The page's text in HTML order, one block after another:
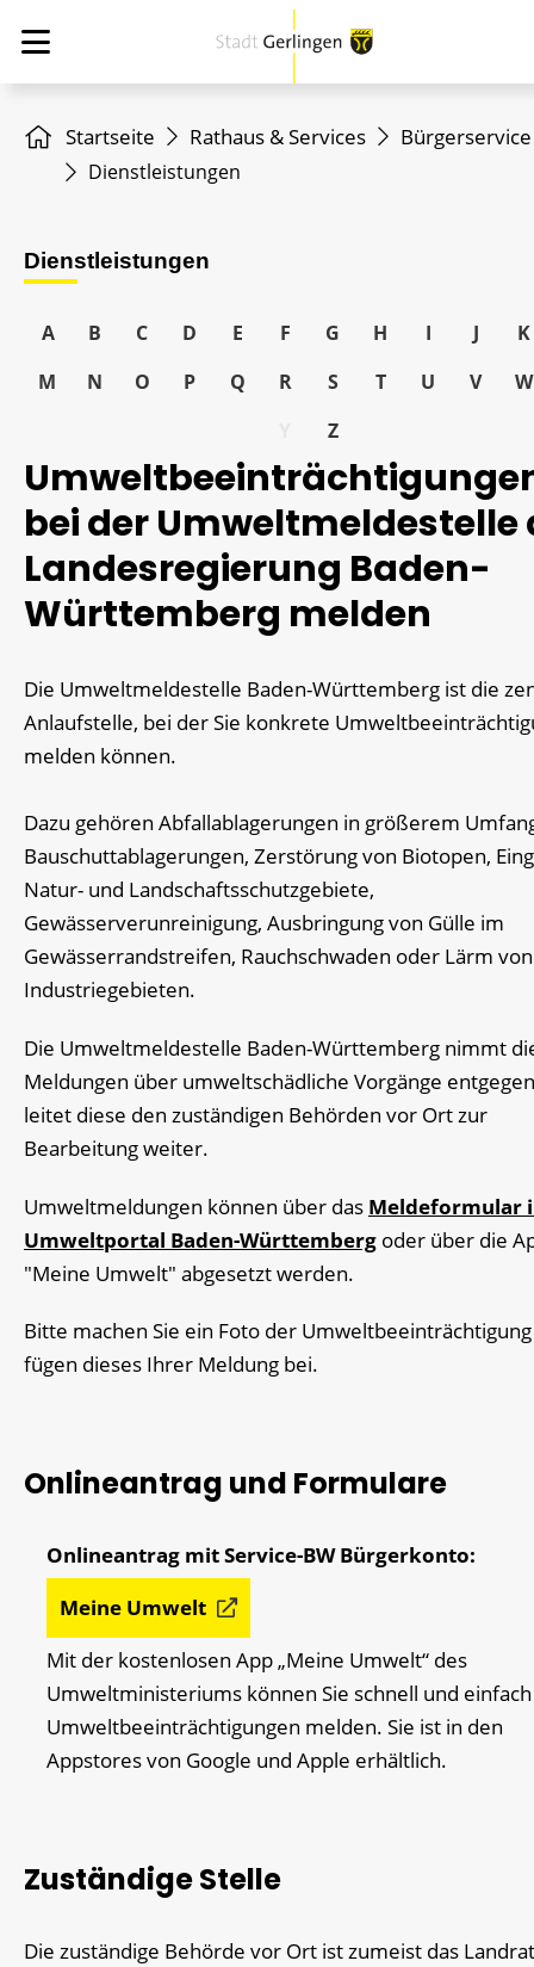
Startseite Rathaus & Services Bürgerservice
Dienstleistungen
Dienstleistungen
A B C D E F G H I J
K
M
N O P Q R S T U V
W
Z
bei der Umweltmeldestelle
Landesregierung Baden-
Württemberg melden
Die Umweltmeldestelle Baden-Württemberg ist die
Anlaufstelle, bei der Sie konkrete
melden können.
Dazu gehören Abfallablagerungen in größerem
Bauschuttablagerungen, Zerstörung von Biotopen,
Natur- und Landschaftsschutzgebiete,
Gewässerverunreinigung, Ausbringung von Gülle im
Gewässerrandstreifen, Rauchschwaden oder Lärm von
Industriegebieten.
Die Umweltmeldestelle Baden-Württemberg nimmt
Meldungen über umweltschädliche Vorgänge
leitet diese den zuständigen Behörden vor Ort zur
Bearbeitung weiter.
Umweltmeldungen können über das Meldeformular
Umweltportal Baden-Württemberg oder über die
"Meine Umwelt" abgesetzt werden.
Bitte machen Sie ein Foto der
fügen dieses Ihrer Meldung bei.
Onlineantrag und Formulare
Meine Umwelt
Mit der kostenlosen App „Meine Umwelt“ des
Umweltministeriums können Sie schnell und einfach
Umweltbeeinträchtigungen melden. Sie ist in den
Appstores von Google und Apple erhältlich.
Zuständige Stelle
Die zuständige Behörde vor Ort ist zumeist das